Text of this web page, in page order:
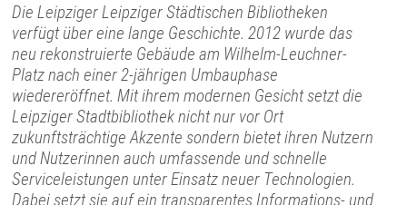
Die Leipziger Leipziger Städtischen Bibliotheken
verfügt über eine lange Geschichte. 2012 wurde das
neu rekonstruierte Gebäude am Wilhelm-Leuchner-
Platz nach einer 2-jährigen Umbauphase
wiedereröffnet. Mit ihrem modernen Gesicht setzt die
Leipziger Stadtbibliothek nicht nur vor Ort
zukunftsträchtige Akzente sondern bietet ihren Nutzern
und Nutzerinnen auch umfassende und schnelle
Serviceleistungen unter Einsatz neuer Technologien.
Dabei setzt sie auf ein transparentes Informations- und